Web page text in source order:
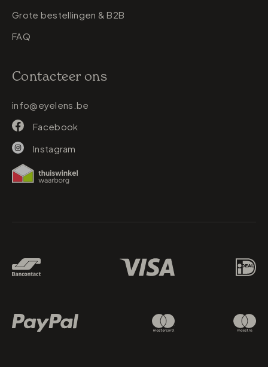
Grote bestellingen & B2B
FAQ
Contacteer ons
info@eyelens.be
Facebook
Instagram